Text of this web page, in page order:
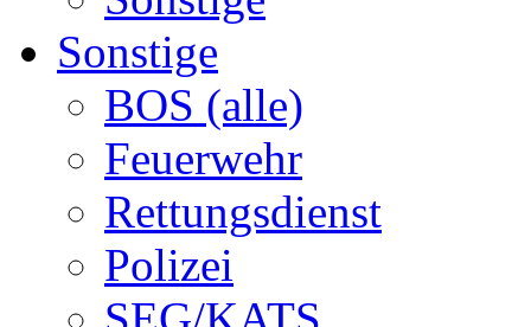
Sonstige
BOS (alle)
Feuerwehr
Rettungsdienst
Polizei